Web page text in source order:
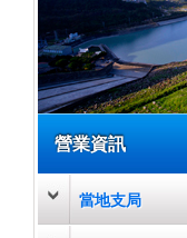
營業資訊
當地支局